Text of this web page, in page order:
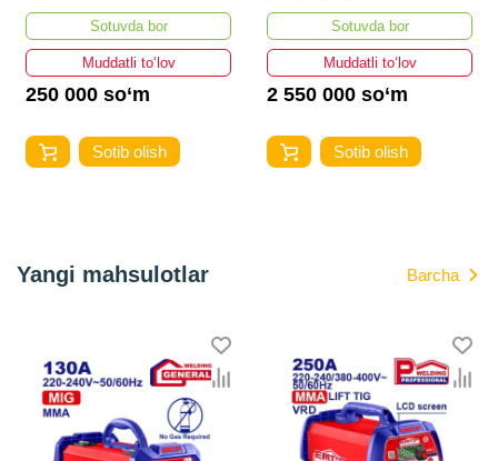
Sotuvda bor
Muddatli to‘lov
250 000 so‘m
Sotib olish
Sotuvda bor
Muddatli to‘lov
2 550 000 so‘m
Sotib olish
Yangi mahsulotlar Barcha